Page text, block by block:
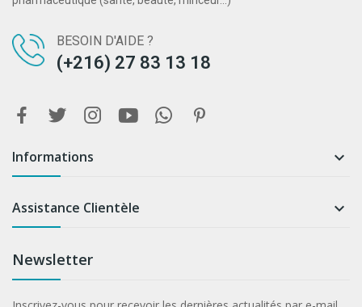
BESOIN D'AIDE ?
(+216) 27 83 13 18
Informations 
Assistance Clientèle 
Newsletter